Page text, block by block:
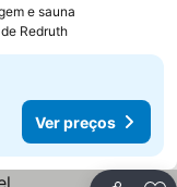
e sauna
Redruth
Ver preços